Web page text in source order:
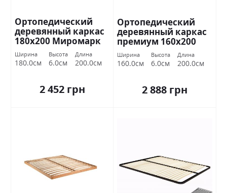
Ортопедический
деревянный каркас
180х200 Миромарк
Ширина
180.0см
Высота
6.0см
Длина
200.0см
2 452 грн
Ортопедический
деревянный каркас
премиум 160х200
Миромарк
Ширина
160.0см
Высота
6.0см
Длина
200.0см
2 888 грн